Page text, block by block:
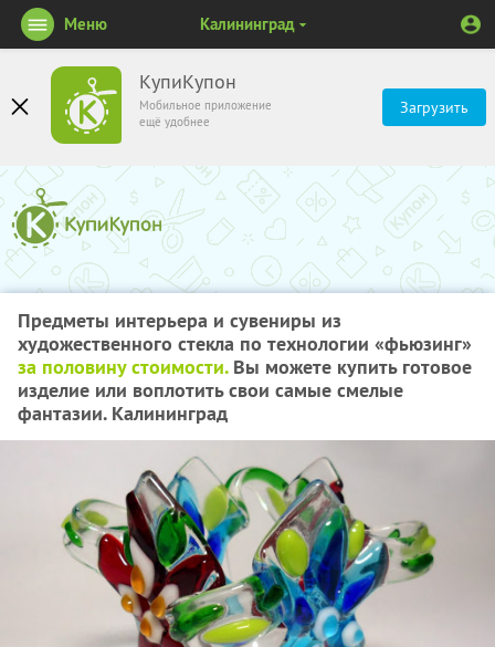
КупиКупон
Мобильное приложение
ещё удобнее
Загрузить
Меню Калининград
Предметы интерьера и сувениры из
художественного стекла по технологии «фьюзинг»
за половину стоимости.Вы можете купить готовое
изделие или воплотить свои самые смелые
фантазии. Калининград